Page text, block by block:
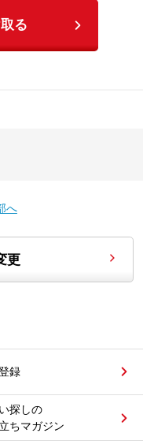
る
へ
更
録
探しの
ちマガジン